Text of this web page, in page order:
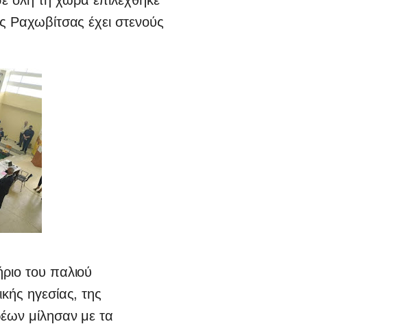
Ραχωβίτσας έχει στενούς
του παλιού
ηγεσίας, της
μίλησαν με τα